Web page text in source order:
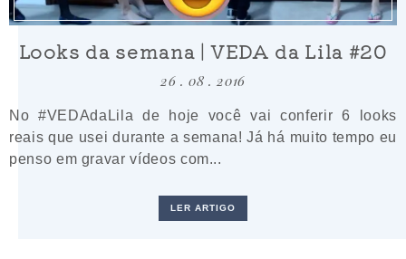
Looks da semana | VEDA da Lila #20
26 . 08 . 2016
No #VEDAdaLila de hoje você vai conferir 6 looks
reais que usei durante a semana! Já há muito tempo eu
penso em gravar vídeos com...
LER ARTIGO